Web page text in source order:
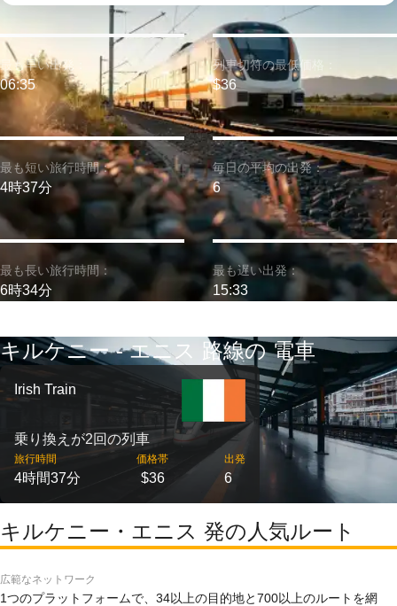
最も短い旅行時間：
4時37分
最も早い出発：
06:35
最も長い旅行時間：
6時34分
列車切符の最低価格：
$36
毎日の平均の出発：
6
最も遅い出発：
15:33
キルケニー - エニス 路線の 電車
Irish Train
乗り換えが2回の列車
旅行時間
4時間37分
価格帯
$36
出発
6
キルケニー・エニス 発の人気ルート
広範なネットワーク
1つのプラットフォームで、34以上の目的地と700以上のルートを網